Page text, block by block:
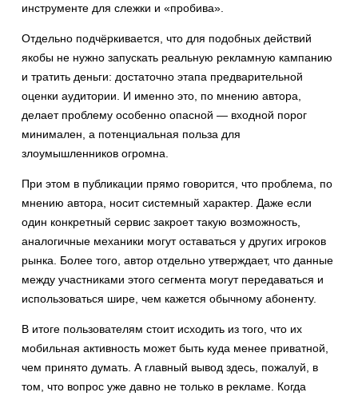
инструменте для слежки и «пробива».
Отдельно подчёркивается, что для подобных действий
якобы не нужно запускать реальную рекламную кампанию
и тратить деньги: достаточно этапа предварительной
оценки аудитории. И именно это, по мнению автора,
делает проблему особенно опасной — входной порог
минимален, а потенциальная польза для
злоумышленников огромна.
При этом в публикации прямо говорится, что проблема, по
мнению автора, носит системный характер. Даже если
один конкретный сервис закроет такую возможность,
аналогичные механики могут оставаться у других игроков
рынка. Более того, автор отдельно утверждает, что данные
между участниками этого сегмента могут передаваться и
использоваться шире, чем кажется обычному абоненту.
В итоге пользователям стоит исходить из того, что их
мобильная активность может быть куда менее приватной,
чем принято думать. А главный вывод здесь, пожалуй, в
том, что вопрос уже давно не только в рекламе. Когда